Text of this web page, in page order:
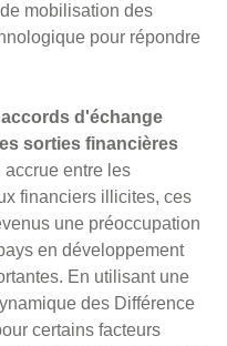
mobilisation des
pour répondre
d'échange
sorties financières
accrue entre les
financiers illicites, ces
une préoccupation
en développement
En utilisant une
des Différence
certains facteurs